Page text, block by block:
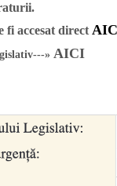
fi accesat direct
» AICI